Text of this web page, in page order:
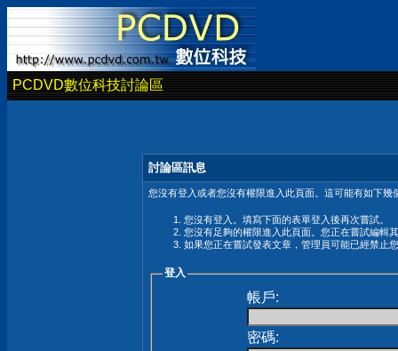
PCDVD數位科技討論區
討論區訊息
您沒有登入或者您沒有權限進入此頁面。這可能有如下幾
您沒有登入。填寫下面的表單登入後再次嘗試。
您沒有足夠的權限進入此頁面。您正在嘗試編輯
如果您正在嘗試發表文章，管理員可能已經禁止
登入
帳戶:
密碼: